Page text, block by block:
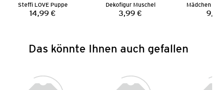
Steffi LOVE Puppe
Preis:
14,99 €
Dekofigur Muschel
Preis:
3,99 €
Mädchen
Das könnte Ihnen auch gefallen